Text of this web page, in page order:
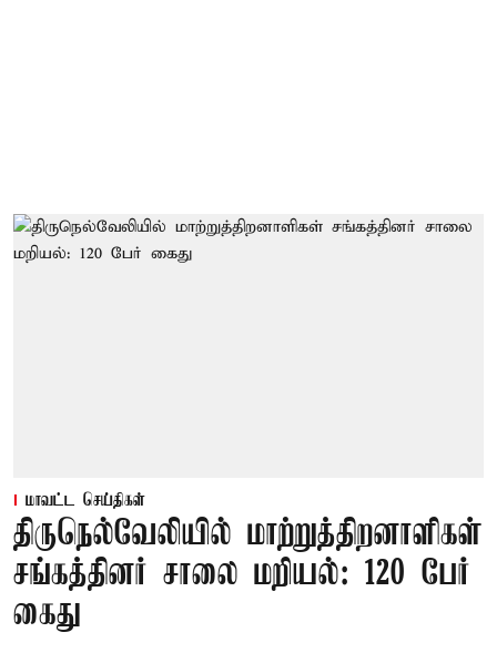
மாவட்ட செய்திகள்
திருநெல்வேலியில் மாற்றுத்திறனாளிகள்
சங்கத்தினர் சாலை மறியல்: 120 பேர்
கைது